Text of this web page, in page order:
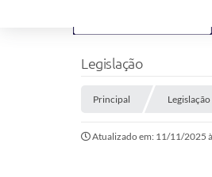
Legislação
Principal Legislação
Atualizado em: 11/11/2025